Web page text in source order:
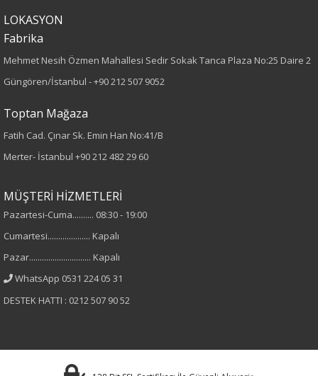
%98 Pamuk
%2 Elastan
Cinsiyet
Kadın
LOKASYON
Fabrika
Mehmet Nesih Özmen Mahallesi Sedir Sokak Tanca Plaza No:25 Daire 2
Güngören/İstanbul -+90 212 507 9052
Toptan Mağaza
Fatih Cad. Çınar Sk. Emin Han No:41/B
Merter- İstanbul +90 212 482 29 60
MÜŞTERİ HİZMETLERİ
Pazartesi-Cuma.......... 08:30 - 19:00
Cumartesi.................... Kapalı
Pazar............................. Kapalı
WhatsApp 0531 224 05 31
DESTEK HATTI : 0212 507 90 52